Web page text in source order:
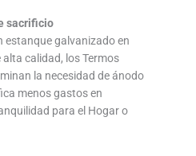
sacrificio
estanque galvanizado en
calidad, los Termos
la necesidad de ánodo
menos gastos en
para el Hogar o